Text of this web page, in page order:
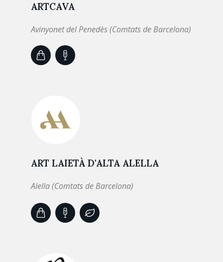
ARTCAVA
Avinyonet del Penedès (Comtats de Barcelona)
ART LAIETÀ D'ALTA ALELLA
Alella (Comtats de Barcelona)